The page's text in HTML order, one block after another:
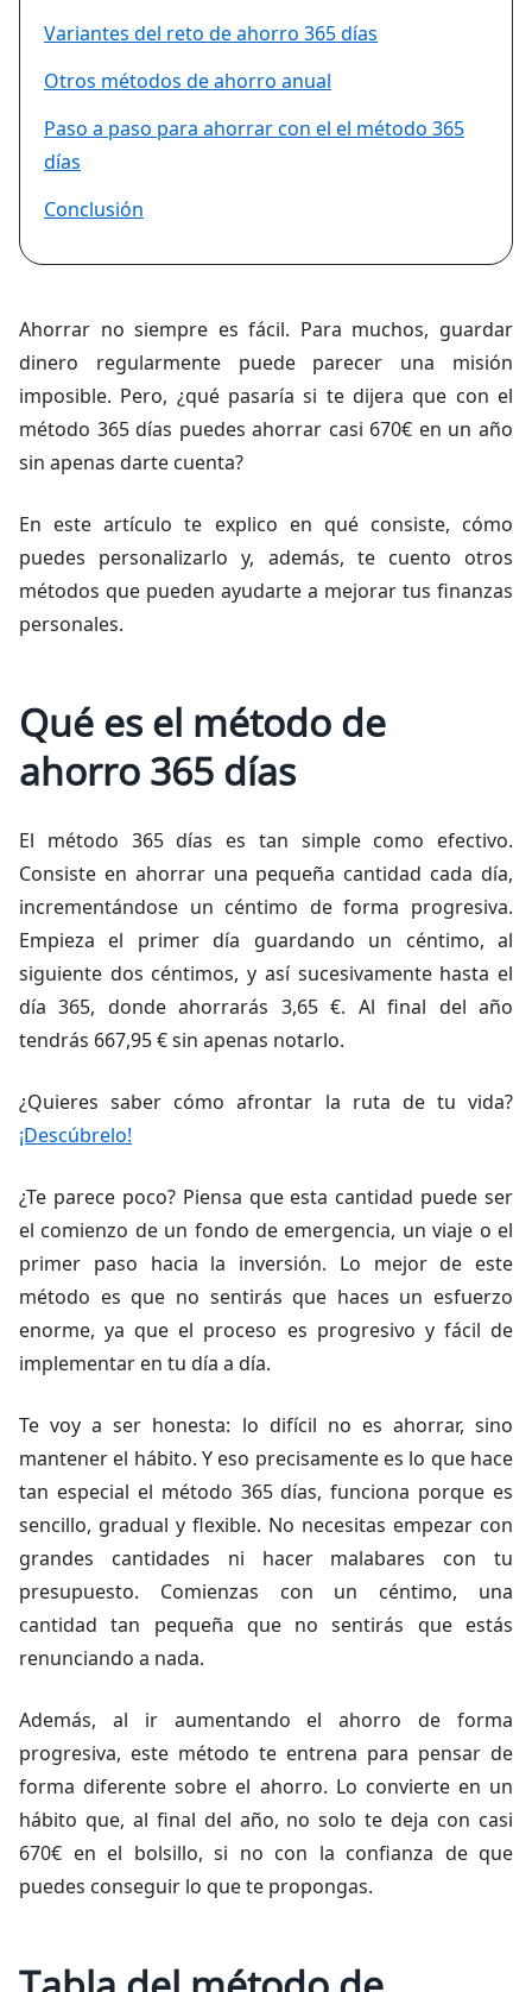
Variantes del reto de ahorro 365 días
Otros métodos de ahorro anual
Paso a paso para ahorrar con el el método 365
días
Conclusión
Ahorrar no siempre es fácil. Para muchos, guardar
dinero regularmente puede parecer una misión
imposible. Pero, ¿qué pasaría si te dijera que con el
método 365 días puedes ahorrar casi 670€ en un año
sin apenas darte cuenta?
En este artículo te explico en qué consiste, cómo
puedes personalizarlo y, además, te cuento otros
métodos que pueden ayudarte a mejorar tus finanzas
personales.
Qué es el método de
ahorro 365 días
El método 365 días es tan simple como efectivo.
Consiste en ahorrar una pequeña cantidad cada día,
incrementándose un céntimo de forma progresiva.
Empieza el primer día guardando un céntimo, al
siguiente dos céntimos, y así sucesivamente hasta el
día 365, donde ahorrarás 3,65 €. Al final del año
tendrás 667,95 € sin apenas notarlo.
¿Quieres saber cómo afrontar la ruta de tu vida?
¡Descúbrelo!
¿Te parece poco? Piensa que esta cantidad puede ser
el comienzo de un fondo de emergencia, un viaje o el
primer paso hacia la inversión. Lo mejor de este
método es que no sentirás que haces un esfuerzo
enorme, ya que el proceso es progresivo y fácil de
implementar en tu día a día.
Te voy a ser honesta: lo difícil no es ahorrar, sino
mantener el hábito. Y eso precisamente es lo que hace
tan especial el método 365 días, funciona porque es
sencillo, gradual y flexible. No necesitas empezar con
grandes cantidades ni hacer malabares con tu
presupuesto. Comienzas con un céntimo, una
cantidad tan pequeña que no sentirás que estás
renunciando a nada.
Además, al ir aumentando el ahorro de forma
progresiva, este método te entrena para pensar de
forma diferente sobre el ahorro. Lo convierte en un
hábito que, al final del año, no solo te deja con casi
670€ en el bolsillo, si no con la confianza de que
puedes conseguir lo que te propongas.